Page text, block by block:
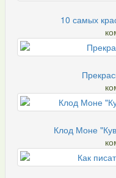
10 самых
Клод Моне